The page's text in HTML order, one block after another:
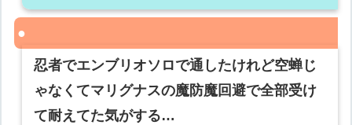
忍者でエンブリオソロで通したけれど空蝉じ
ゃなくてマリグナスの魔防魔回避で全部受け
て耐えてた気がする…